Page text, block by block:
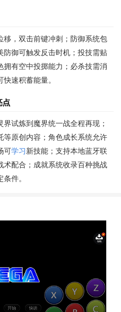
移，双击前键冲刺；防御系统包
防御可触发反击时机；投技需贴
拥有空中投掷能力；必杀技需消
速积蓄能量。
点
试炼到魔界统一战全程再现；
等原创内容；角色成长系统允许
可学习新技能；支持本地蓝牙联
术配合；成就系统收录百种挑战
条件。